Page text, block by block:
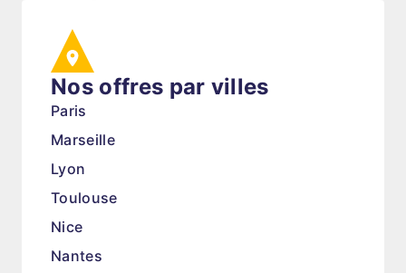
Nos offres par villes
Paris
Marseille
Lyon
Toulouse
Nice
Nantes